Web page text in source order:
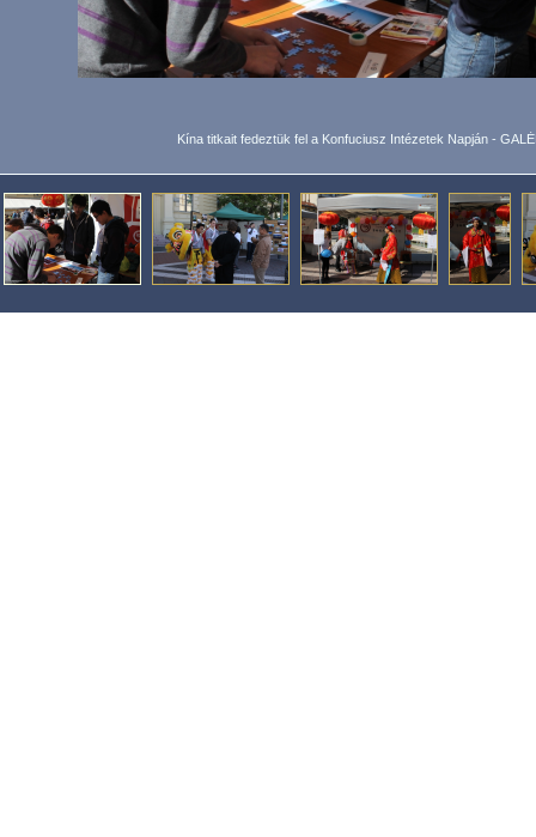
Kína titkait fedeztük fel a Konfuciusz Intézetek Napján -